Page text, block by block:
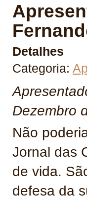
Detalhes
Categoria:
Dezembro
Não
Jornal das
de vida.
defesa da